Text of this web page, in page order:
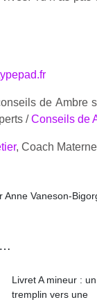
de Ambre
/Conseils de
, Coach
Anne Vaneson-
…
Livret A mineur : un
tremplin vers une